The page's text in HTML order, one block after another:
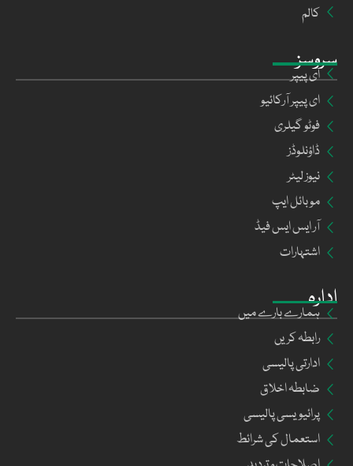
ادارہ
ہمارے بارے میں
رابطہ کریں
ادارتی پالیسی
ضابطہ اخلاق
پرائیویسی پالیسی
استعمال کی شرائط
سروسز
ای پیپر
ای پیپر آرکائیو
فوٹو گیلری
ڈاؤنلوڈز
نیوز لیٹر
موبائل ایپ
آر ایس ایس فیڈ
اشتہارات
کالم